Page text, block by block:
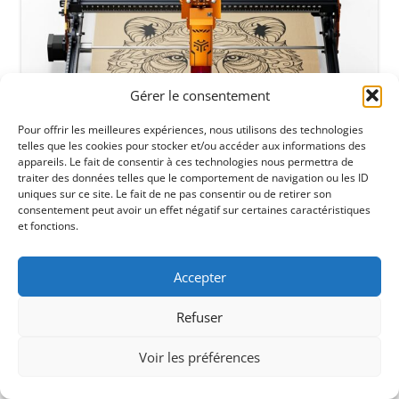
Gérer le consentement
Pour offrir les meilleures expériences, nous utilisons des technologies
telles que les cookies pour stocker et/ou accéder aux informations des
appareils. Le fait de consentir à ces technologies nous permettra de
traiter des données telles que le comportement de navigation ou les ID
uniques sur ce site. Le fait de ne pas consentir ou de retirer son
consentement peut avoir un effet négatif sur certaines caractéristiques
et fonctions.
Accepter
Refuser
Voir les préférences